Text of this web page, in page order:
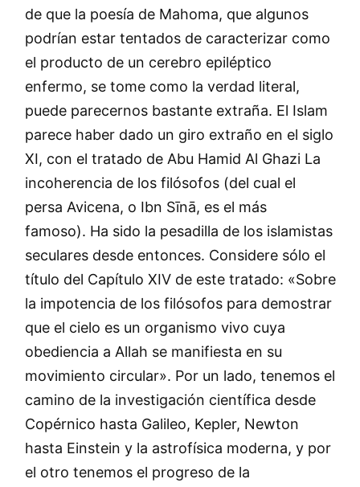
de que la poesía de Mahoma, que algunos
podrían estar tentados de caracterizar como
el producto de un cerebro epiléptico
enfermo, se tome como la verdad literal,
puede parecernos bastante extraña. El Islam
parece haber dado un giro extraño en el siglo
XI, con el tratado de Abu Hamid Al Ghazi La
incoherencia de los filósofos (del cual el
persa Avicena, o Ibn Sīnā, es el más
famoso). Ha sido la pesadilla de los islamistas
seculares desde entonces. Considere sólo el
título del Capítulo XIV de este tratado: «Sobre
la impotencia de los filósofos para demostrar
que el cielo es un organismo vivo cuya
obediencia a Allah se manifiesta en su
movimiento circular». Por un lado, tenemos el
camino de la investigación científica desde
Copérnico hasta Galileo, Kepler, Newton
hasta Einstein y la astrofísica moderna, y por
el otro tenemos el progreso de la